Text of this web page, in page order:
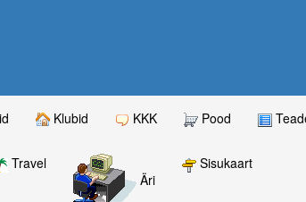
Klubid KKK Pood
Travel
Äri
Sisukaart